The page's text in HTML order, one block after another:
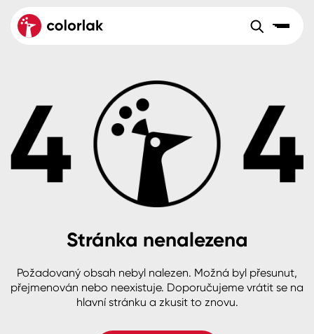
Velkoobchod Sortiment
Aktuality
Reference
O společnosti
B2B +420 800 145 555Po – Pá: 8:00–15:00
Česko
Slovensko Polsko Worldwide
Dřevo
Beton, asfalt, minerální podklady
Plast, sklo, keramika
Stěny
Fasády
Colorlak Dekor
Colorlak Profi
Colorlak Pta
Stránka nenalezena
Požadovaný obsah nebyl nalezen. Možná byl přesunut,
přejmenován nebo neexistuje. Doporučujeme vrátit se na
hlavní stránku a zkusit to znovu.